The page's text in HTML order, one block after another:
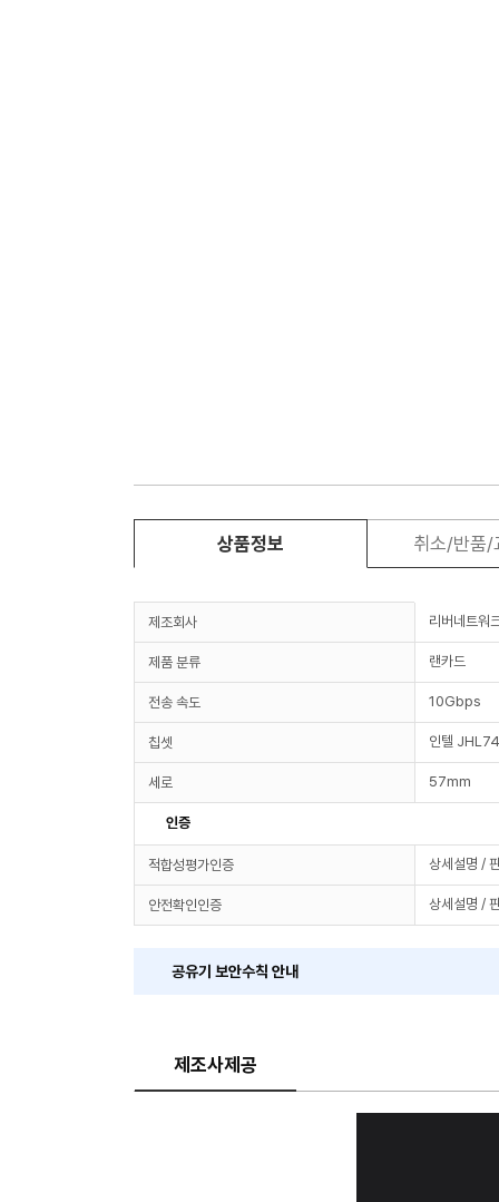
상품정보 취소/반품/
제조회사 리버네트워
제품 분류 랜카드
전송 속도 10Gbps
칩셋 인텔
세로 57mm
인증
적합성평가인증 상세설명 /
안전확인인증 상세설명 /
공유기 보안수칙 안내
제조사제공